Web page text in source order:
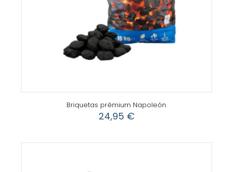
Briquetas prémium Napoleón
24,95 €